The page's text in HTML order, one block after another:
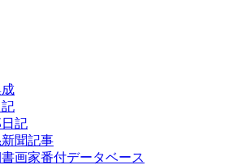
記
聞記事
画家番付データベース